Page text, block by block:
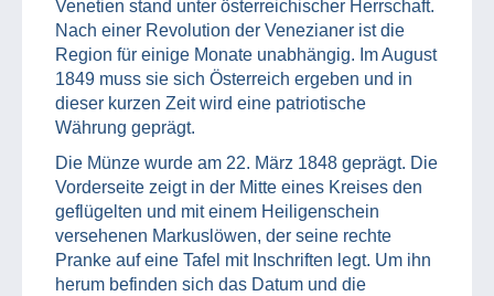
Venetien stand unter österreichischer Herrschaft.
Nach einer Revolution der Venezianer ist die
Region für einige Monate unabhängig. Im August
1849 muss sie sich Österreich ergeben und in
dieser kurzen Zeit wird eine patriotische
Währung geprägt.
Die Münze wurde am 22. März 1848 geprägt. Die
Vorderseite zeigt in der Mitte eines Kreises den
geflügelten und mit einem Heiligenschein
versehenen Markuslöwen, der seine rechte
Pranke auf eine Tafel mit Inschriften legt. Um ihn
herum befinden sich das Datum und die